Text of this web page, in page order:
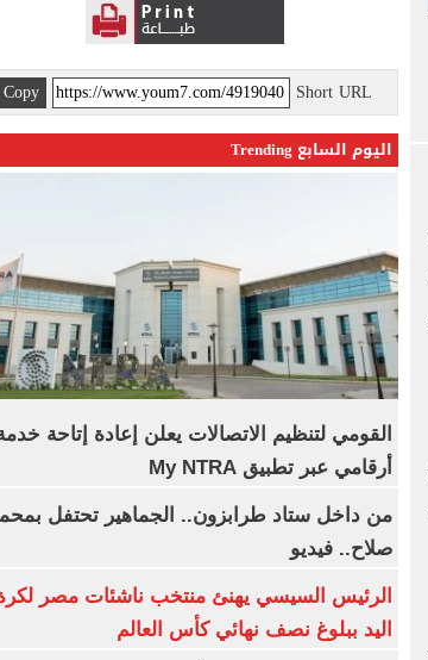
Short URL
Copy
اليوم السابع Trending
القومي لتنظيم الاتصالات يعلن إعادة إتاحة
أرقامي عبر تطبيق My NTRA
من داخل ستاد طرابزون.. الجماهير تحتفل
صلاح.. فيديو
الرئيس السيسي يهنئ منتخب ناشئات مصر
اليد ببلوغ نصف نهائي كأس العالم